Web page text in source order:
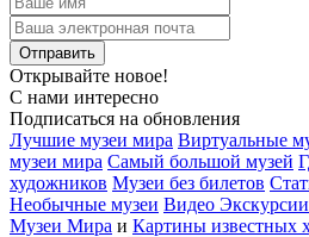
Открывайте новое!
С нами интересно
Подписаться на обновления
Лучшие музеи мира Виртуальные
музеи мира Самый большой музей
художников Музеи без билетов
Необычные музеи Видео
Музеи Мира и Картины известных